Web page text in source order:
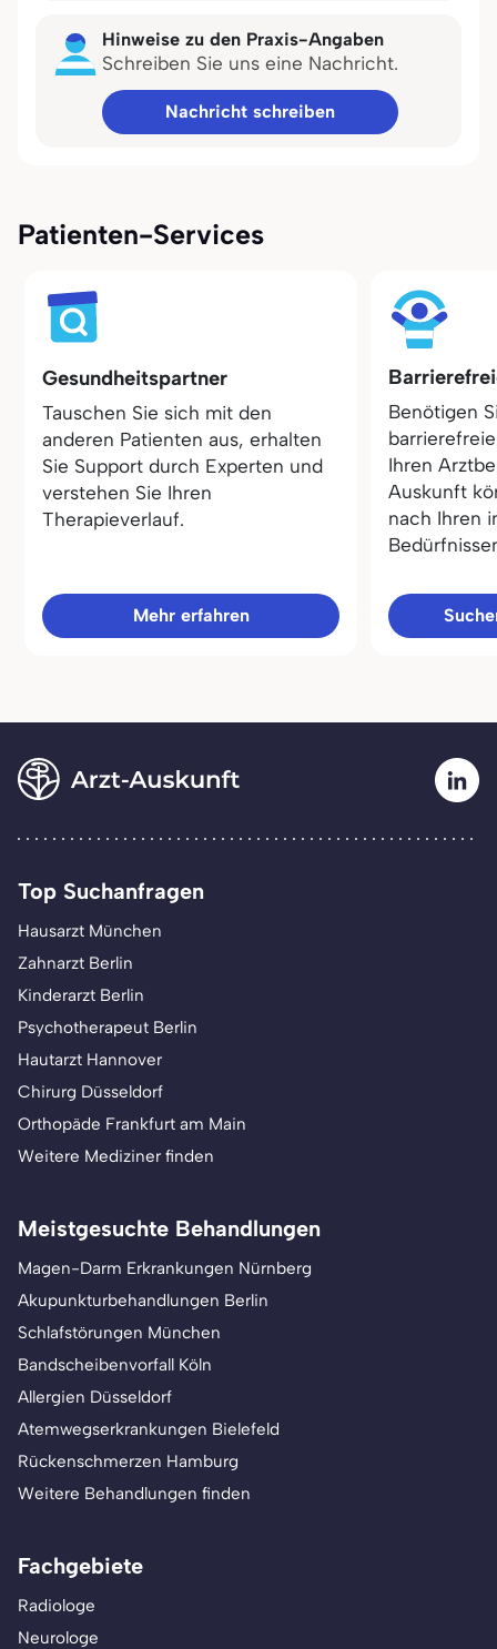
Hinweise zu den Praxis-Angaben
Schreiben Sie uns eine Nachricht.
Nachricht schreiben
Patienten-Services
Gesundheitspartner
Tauschen Sie sich mit den
anderen Patienten aus, erhalten
Sie Support durch Experten und
verstehen Sie Ihren
Therapieverlauf.
Mehr erfahren
Benötigen
Ihren
Auskunft
nach Ihren
Top Suchanfragen
Hausarzt München
Zahnarzt Berlin
Kinderarzt Berlin
Psychotherapeut Berlin
Hautarzt Hannover
Chirurg Düsseldorf
Orthopäde Frankfurt am Main
Weitere Mediziner finden
Meistgesuchte Behandlungen
Magen-Darm Erkrankungen Nürnberg
Akupunkturbehandlungen Berlin
Schlafstörungen München
Bandscheibenvorfall Köln
Allergien Düsseldorf
Atemwegserkrankungen Bielefeld
Rückenschmerzen Hamburg
Weitere Behandlungen finden
Fachgebiete
Radiologe
Neurologe